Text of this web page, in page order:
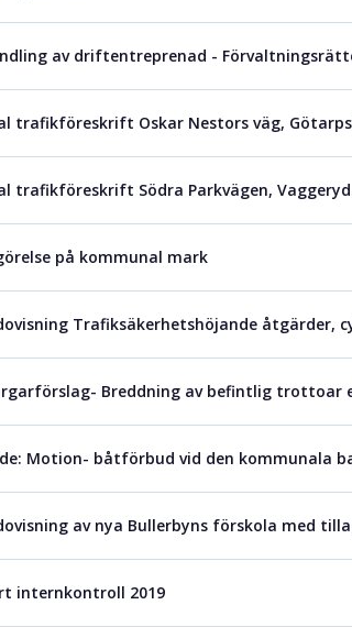
av driftentreprenad -
trafikföreskrift Oskar Nestors väg,
trafikföreskrift Södra Parkvägen,
på kommunal mark
Trafiksäkerhetshöjande åtgärder,
Breddning av befintlig trottoar
Motion- båtförbud vid den kommunala
av nya Bullerbyns förskola med
internkontroll 2019